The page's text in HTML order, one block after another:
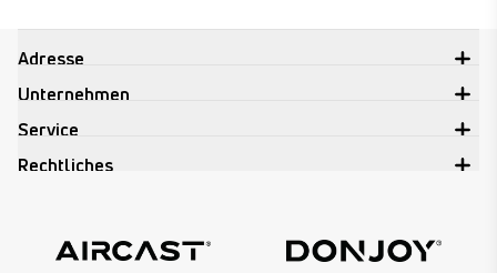
Adresse
Unternehmen
Service
Rechtliches